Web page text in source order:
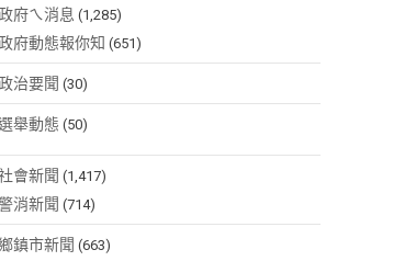
府ㄟ消息 (1,285)
府動態報你知 (651)
治要聞 (30)
舉動態 (50)
會新聞 (1,417)
消新聞 (714)
鎮市新聞 (663)